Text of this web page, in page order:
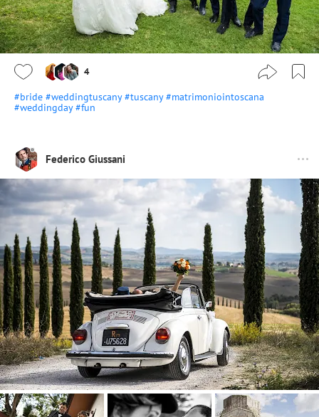
4
#bride #weddingtuscany #tuscany #matrimoniointoscana
#weddingday #fun
Federico Giussani